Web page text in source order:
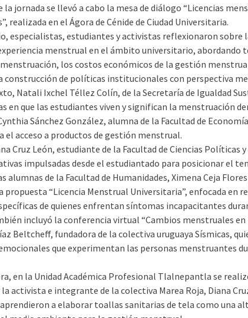
la jornada se llevó a cabo la mesa de diálogo “Licencias
realizada en el Ágora de Cénide de Ciudad Universitaria.
especialistas, estudiantes y activistas reflexionaron sobre
menstrual en el ámbito universitario, abordando
menstruación, los costos económicos de la gestión
construcción de políticas institucionales con perspectiva
Natali Ixchel Téllez Colín, de la Secretaría de Igualdad
en que las estudiantes viven y significan la menstruación
Sánchez González, alumna de la Facultad de
el acceso a productos de gestión menstrual.
Cruz León, estudiante de la Facultad de Ciencias Políticas
impulsadas desde el estudiantado para posicionar el
alumnas de la Facultad de Humanidades, Ximena Ceja
propuesta “Licencia Menstrual Universitaria”, enfocada en
de quienes enfrentan síntomas incapacitantes
incluyó la conferencia virtual “Cambios menstruales
Beltcheff, fundadora de la colectiva uruguaya Sísmicas,
que experimentan las personas menstruantes
en la Unidad Académica Profesional Tlalnepantla se
activista e integrante de la colectiva Marea Roja, Diana
a elaborar toallas sanitarias de tela como una